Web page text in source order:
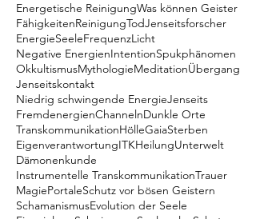
Energetische ReinigungWas können Geister
FähigkeitenReinigungTodJenseitsforscher
EnergieSeeleFrequenzLicht
Negative EnergienIntentionSpukphänomen
OkkultismusMythologieMeditationÜbergang
Jenseitskontakt
Niedrig schwingende EnergieJenseits
FremdenergienChannelnDunkle Orte
TranskommunikationHölleGaiaSterben
EigenverantwortungITKHeilungUnterwelt
Dämonenkunde
Instrumentelle TranskommunikationTrauer
MagiePortaleSchutz vor bösen Geistern
SchamanismusEvolution der Seele